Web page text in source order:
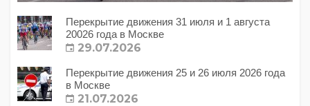
Перекрытие движения 31 июля и 1 августа
20026 года в Москве
29.07.2026
Перекрытие движения 25 и 26 июля 2026 года
в Москве
21.07.2026